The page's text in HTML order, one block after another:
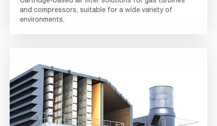
and compressors, suitable for a wide variety of
environments.